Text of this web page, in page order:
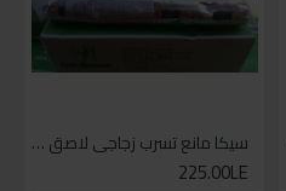
سيكا مانع تسرب زجاجي لاصق اسود 600 مل
225.00LE